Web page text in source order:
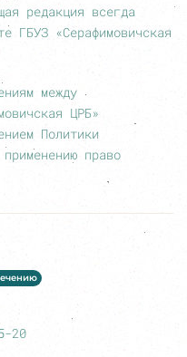
редакция всегда
ГБУЗ «Серафимовичская
между
ЦРБ»
Политики
право
20